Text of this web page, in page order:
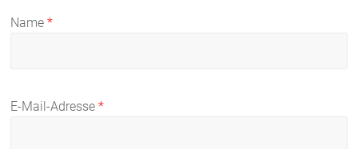
Name*
E-Mail-Adresse*